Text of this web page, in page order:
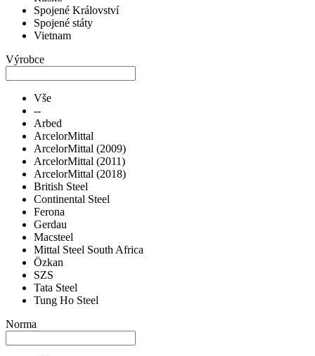
Spojené Království
Spojené státy
Vietnam
Výrobce
Vše
--
Arbed
ArcelorMittal
ArcelorMittal (2009)
ArcelorMittal (2011)
ArcelorMittal (2018)
British Steel
Continental Steel
Ferona
Gerdau
Macsteel
Mittal Steel South Africa
Özkan
SZS
Tata Steel
Tung Ho Steel
Norma